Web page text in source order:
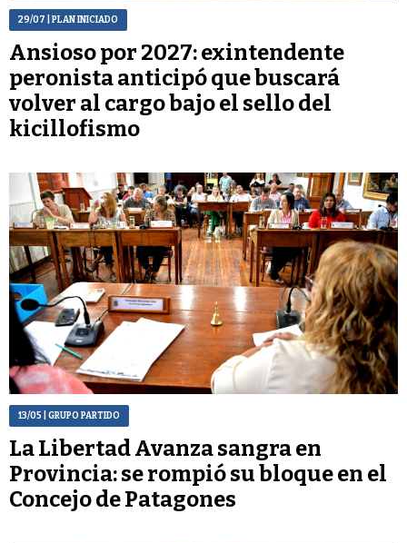
29/07 | PLAN INICIADO
Ansioso por 2027: exintendente
peronista anticipó que buscará
volver al cargo bajo el sello del
kicillofismo
13/05 | GRUPO PARTIDO
La Libertad Avanza sangra en
Provincia: se rompió su bloque en el
Concejo de Patagones